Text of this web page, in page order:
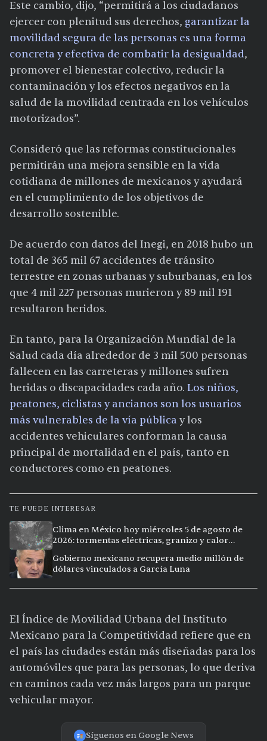
Este cambio, dijo, “permitirá a los ciudadanos
ejercer con plenitud sus derechos, garantizar la
movilidad segura de las personas es una forma
concreta y efectiva de combatir la desigualdad,
promover el bienestar colectivo, reducir la
contaminación y los efectos negativos en la
salud de la movilidad centrada en los vehículos
motorizados”.
Consideró que las reformas constitucionales
permitirán una mejora sensible en la vida
cotidiana de millones de mexicanos y ayudará
en el cumplimiento de los objetivos de
desarrollo sostenible.
De acuerdo con datos del Inegi, en 2018 hubo un
total de 365 mil 67 accidentes de tránsito
terrestre en zonas urbanas y suburbanas, en los
que 4 mil 227 personas murieron y 89 mil 191
resultaron heridos.
En tanto, para la Organización Mundial de la
Salud cada día alrededor de 3 mil 500 personas
fallecen en las carreteras y millones sufren
heridas o discapacidades cada año. Los niños,
peatones, ciclistas y ancianos son los usuarios
más vulnerables de la vía pública y los
accidentes vehiculares conforman la causa
principal de mortalidad en el país, tanto en
conductores como en peatones.
TE PUEDE INTERESAR
Clima en México hoy miércoles 5 de agosto de
2026: tormentas eléctricas, granizo y calor
Gobierno mexicano recupera medio millón de
dólares vinculados a García Luna
El Índice de Movilidad Urbana del Instituto
Mexicano para la Competitividad refiere que en
el país las ciudades están más diseñadas para los
automóviles que para las personas, lo que deriva
en caminos cada vez más largos para un parque
vehicular mayor.
Síguenos en Google News